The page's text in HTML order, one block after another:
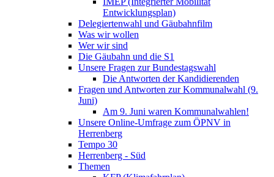
Entwicklungsplan)
Delegiertenwahl und Gäubahnfilm
Was wir wollen
Wer wir sind
Die Gäubahn und die S1
Unsere Fragen zur Bundestagswahl
Die Antworten der Kandidierenden
Fragen und Antworten zur Kommunalwahl (9.
Juni)
Am 9. Juni waren Kommunalwahlen!
Unsere Online-Umfrage zum ÖPNV in
Herrenberg
Tempo 30
Herrenberg - Süd
Themen